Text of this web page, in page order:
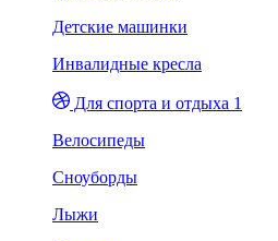
Детские машинки
Инвалидные кресла
Для спорта и отдыха 1
Велосипеды
Сноуборды
Лыжи